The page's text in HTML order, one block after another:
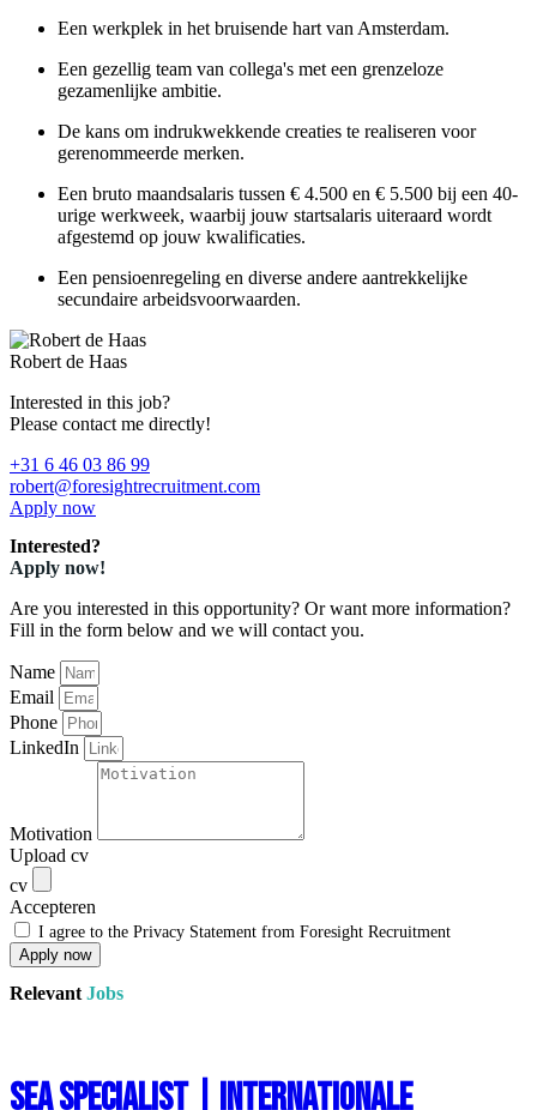
Een werkplek in het bruisende hart van Amsterdam.
Een gezellig team van collega's met een grenzeloze
gezamenlijke ambitie.
De kans om indrukwekkende creaties te realiseren voor
gerenommeerde merken.
Een bruto maandsalaris tussen € 4.500 en € 5.500 bij een 40-
urige werkweek, waarbij jouw startsalaris uiteraard wordt
afgestemd op jouw kwalificaties.
Een pensioenregeling en diverse andere aantrekkelijke
secundaire arbeidsvoorwaarden.
Robert de Haas
Interested in this job?
Please contact me directly!
+31 6 46 03 86 99
robert@foresightrecruitment.com
Apply now
Interested?
Apply now!
Are you interested in this opportunity? Or want more information?
Fill in the form below and we will contact you.
Name
Email
Phone
LinkedIn
Motivation
Upload cv
cv
Accepteren
I agree to the Privacy Statement from Foresight Recruitment
Apply now
Relevant Jobs
SEA Specialist | Internationale